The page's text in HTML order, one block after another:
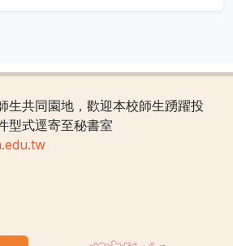
生共同園地，歡迎本校師生踴躍投
型式逕寄至秘書室